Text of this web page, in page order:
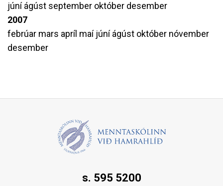
júníágúst september október desember
2007
febrúar mars apríl maí júníágúst október nóvember
desember
s. 595 5200